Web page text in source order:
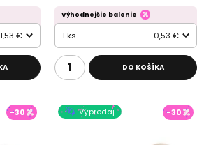
1,53 €
Výhodnejšie balenie
1 ks 0,53 €
DO KOŠÍKA
-30 Výpredaj -30